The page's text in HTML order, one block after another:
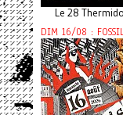
Le 28
DIM 16/08 :